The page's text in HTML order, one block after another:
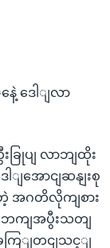
ဒေါျလာ
ခြုပျ လာဘျထိုး
အောငျဆနျးစု
အဂတိလိုကျစား
ဘကျအပွီးသတျ
ကြျတငျသင့ျ